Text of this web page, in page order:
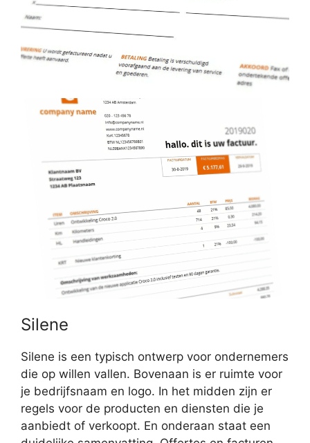
Silene
Silene is een typisch ontwerp voor ondernemers
die op willen vallen. Bovenaan is er ruimte voor
je bedrijfsnaam en logo. In het midden zijn er
regels voor de producten en diensten die je
aanbiedt of verkoopt. En onderaan staat een